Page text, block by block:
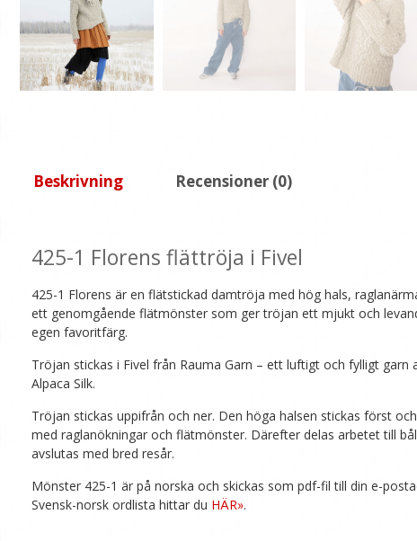
Beskrivning Recensioner (0)
425-1 Florens flättröja i Fivel
425-1 Florens är en flätstickad damtröja med hög hals,
ett genomgående flätmönster som ger tröjan ett mjukt och
egen favoritfärg.
Tröjan stickas i Fivel från Rauma Garn – ett luftigt och fylligt
Alpaca Silk.
Tröjan stickas uppifrån och ner. Den höga halsen stickas först
med raglanökningar och flätmönster. Därefter delas arbetet till
avslutas med bred resår.
Mönster 425-1 är på norska och skickas som pdf-fil till din e-
Svensk-norsk ordlista hittar du HÄR».